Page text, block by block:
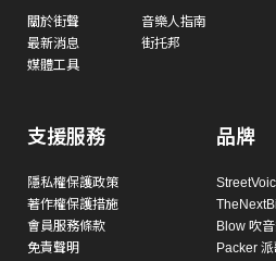
關於街聲
最新消息
媒體工具
音樂人指南
街托邦
支援服務
隱私權保護政策
著作權保護措施
會員服務條款
免責聲明
品牌
Blow 吹
Packer